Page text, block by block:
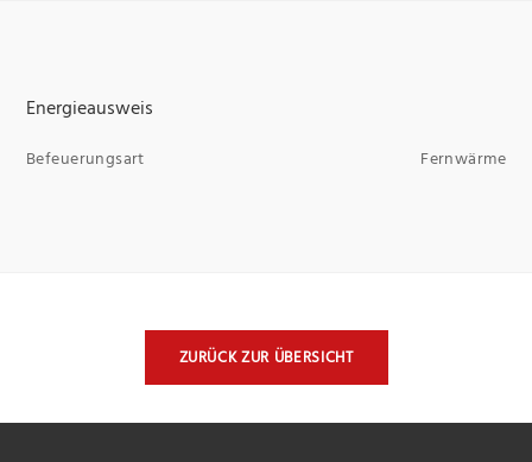
Energieausweis
Befeuerungsart Fernwärme
ZURÜCK ZUR ÜBERSICHT